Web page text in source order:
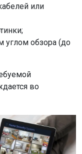
или
углом обзора (до
во